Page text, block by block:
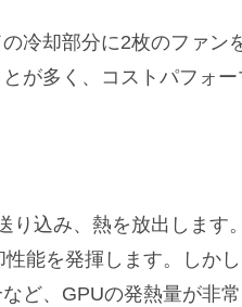
冷却部分に2枚のファン
が多く、コストパフォ
込み、熱を放出します
能を発揮します。しか
ど、GPUの発熱量が非